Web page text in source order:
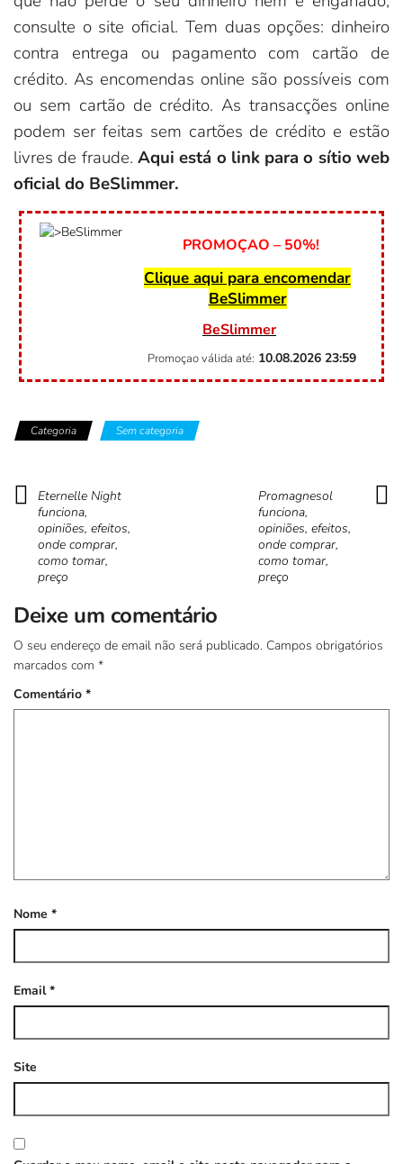
consulte o site oficial. Tem duas opções: dinheiro
contra entrega ou pagamento com cartão de
crédito. As encomendas online são possíveis com
ou sem cartão de crédito. As transacções online
podem ser feitas sem cartões de crédito e estão
livres de fraude. Aqui está o link para o sítio web
oficial do BeSlimmer.
PROMOÇAO – 50%!
Clique aqui para encomendar
BeSlimmer
BeSlimmer
Promoçao válida até: 10.08.2026 23:59
Categoria Sem categoria
Eternelle Night
funciona,
opiniões, efeitos,
onde comprar,
como tomar,
preço
Promagnesol
funciona,
opiniões, efeitos,
onde comprar,
como tomar,
preço
Deixe um comentário
O seu endereço de email não será publicado. Campos obrigatórios
marcados com *
Comentário *
Nome *
Email*
Site